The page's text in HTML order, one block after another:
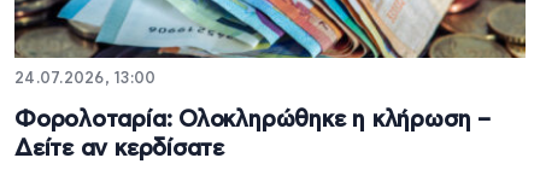
24.07.2026, 13:00
Φορολοταρία: Ολοκληρώθηκε η κλήρωση –
Δείτε αν κερδίσατε